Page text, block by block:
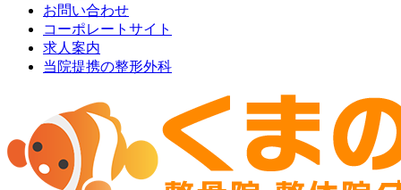
お問い合わせ
コーポレートサイト
求人案内
当院提携の整形外科